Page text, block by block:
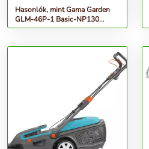
Hasonlók, mint Gama Garden
GLM-46P-1 Basic-NP130
önjáró Benzinmotoros fűnyíró,